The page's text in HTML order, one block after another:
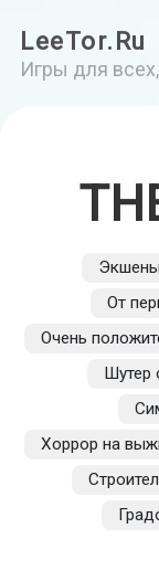
LeeTor.Ru
Игры для
Экшены
От
Очень
Шутер
Хоррор на